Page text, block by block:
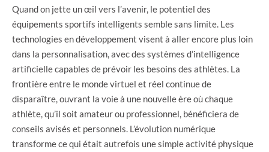
Quand on jette un œil vers l’avenir, le potentiel des
équipements sportifs intelligents semble sans limite. Les
technologies en développement visent à aller encore plus loin
dans la personnalisation, avec des systèmes d’intelligence
artificielle capables de prévoir les besoins des athlètes. La
frontière entre le monde virtuel et réel continue de
disparaître, ouvrant la voie à une nouvelle ère où chaque
athlète, qu’il soit amateur ou professionnel, bénéficiera de
conseils avisés et personnels. L’évolution numérique
transforme ce qui était autrefois une simple activité physique